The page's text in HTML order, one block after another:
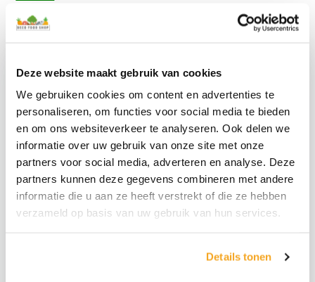
Deze website maakt gebruik van cookies
We gebruiken cookies om content en advertenties te
personaliseren, om functies voor social media te bieden
en om ons websiteverkeer te analyseren. Ook delen we
informatie over uw gebruik van onze site met onze
partners voor social media, adverteren en analyse. Deze
partners kunnen deze gegevens combineren met andere
informatie die u aan ze heeft verstrekt of die ze hebben
verzameld op basis van uw gebruik van hun services.
Details tonen
Stellen Sie graue
gefälschte Garnelen
Gefälschtes Sushi-
19,95 €16,49exkl.